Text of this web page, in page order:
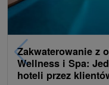
Zakwaterowanie z
Wellness i Spa:
hoteli przez